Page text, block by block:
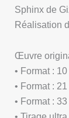
Sphinx de
Réalisation
Œuvre
• Format :
• Format :
• Format :